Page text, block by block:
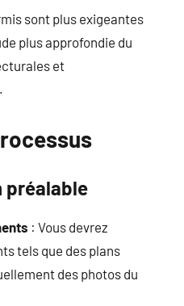
sont plus exigeantes
plus approfondie du
et
préalable
: Vous devrez
tels que des plans
des photos du